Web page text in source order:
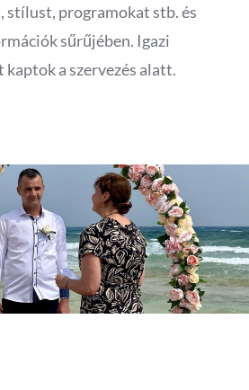
programokat stb. és
sűrűjében. Igazi
a szervezés alatt.